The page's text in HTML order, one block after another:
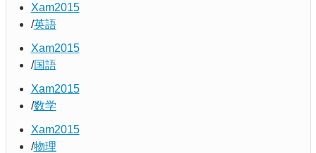
Xam2015
英語
Xam2015
国語
Xam2015
数学
Xam2015
物理